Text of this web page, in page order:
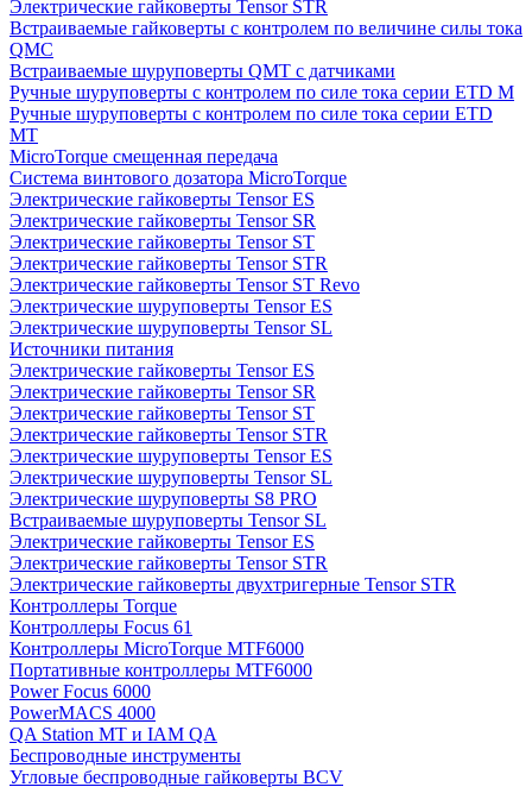
Электрические гайковерты Tensor STR
Встраиваемые гайковерты с контролем по величине силы тока
QMC
Встраиваемые шуруповерты QMT с датчиками
Ручные шуруповерты с контролем по силе тока серии ETD M
Ручные шуруповерты с контролем по силе тока серии ETD
MT
MicroTorque смещенная передача
Система винтового дозатора MicroTorque
Электрические гайковерты Tensor ES
Электрические гайковерты Tensor SR
Электрические гайковерты Tensor ST
Электрические гайковерты Tensor STR
Электрические гайковерты Tensor ST Revo
Электрические шуруповерты Tensor ES
Электрические шуруповерты Tensor SL
Источники питания
Электрические гайковерты Tensor ES
Электрические гайковерты Tensor SR
Электрические гайковерты Tensor ST
Электрические гайковерты Tensor STR
Электрические шуруповерты Tensor ES
Электрические шуруповерты Tensor SL
Электрические шуруповерты S8 PRO
Встраиваемые шуруповерты Tensor SL
Электрические гайковерты Tensor ES
Электрические гайковерты Tensor STR
Электрические гайковерты двухтригерные Tensor STR
Контроллеры Torque
Контроллеры Focus 61
Контроллеры MicroTorque MTF6000
Портативные контроллеры MTF6000
Power Focus 6000
PowerMACS 4000
QA Station MT и IAM QA
Беспроводные инструменты
Угловые беспроводные гайковерты BCV